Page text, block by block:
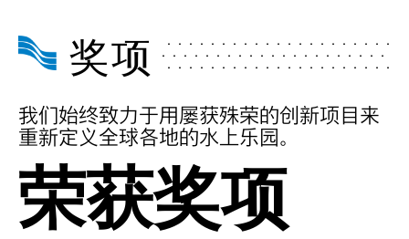
奖项
我们始终致力于用屡获殊荣的创新项目来
重新定义全球各地的水上乐园。
荣获奖项